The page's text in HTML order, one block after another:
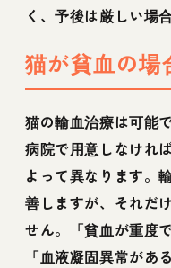
く、予後は厳しい場
猫が貧血の場
猫の輸血治療は可能
病院で用意しなけれ
よって異なります。
善しますが、それだ
せん。「貧血が重度
「血液凝固異常があ